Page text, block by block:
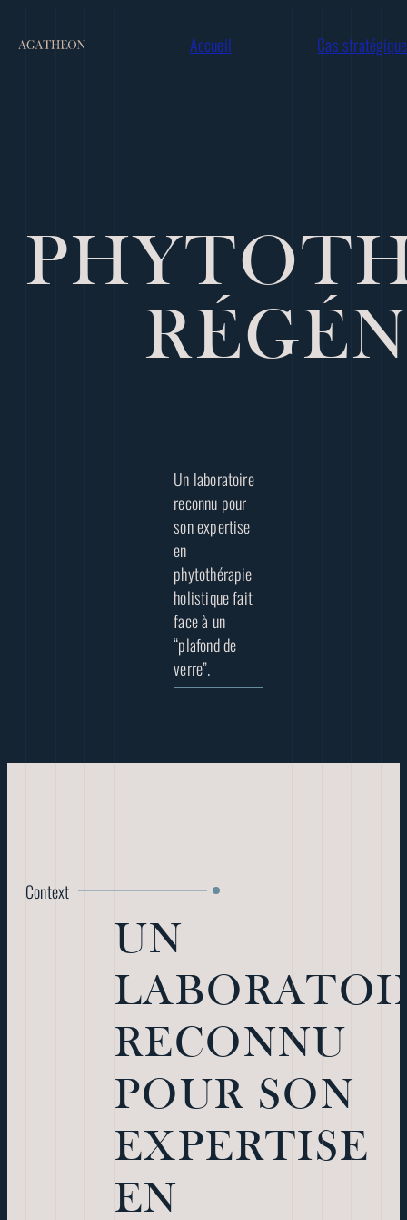
Accueil Cas
Un laboratoire
reconnu pour
son expertise
en
phytothérapie
holistique fait
face à un
“plafond de
verre”.
Context
UN
RECONNU
POUR SON
EXPERTISE
EN